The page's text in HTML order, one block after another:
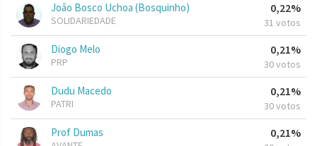
João Bosco Uchoa (Bosquinho)
SOLIDARIEDADE
0,22%
31 votos
Diogo Melo
PRP
0,21%
30 votos
Dudu Macedo
PATRI
0,21%
30 votos
Prof Dumas 0,21%